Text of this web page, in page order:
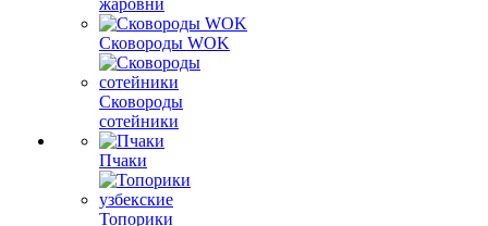
жаровни
Сковороды WOK
Сковороды
сотейники
Пчаки
Топорики